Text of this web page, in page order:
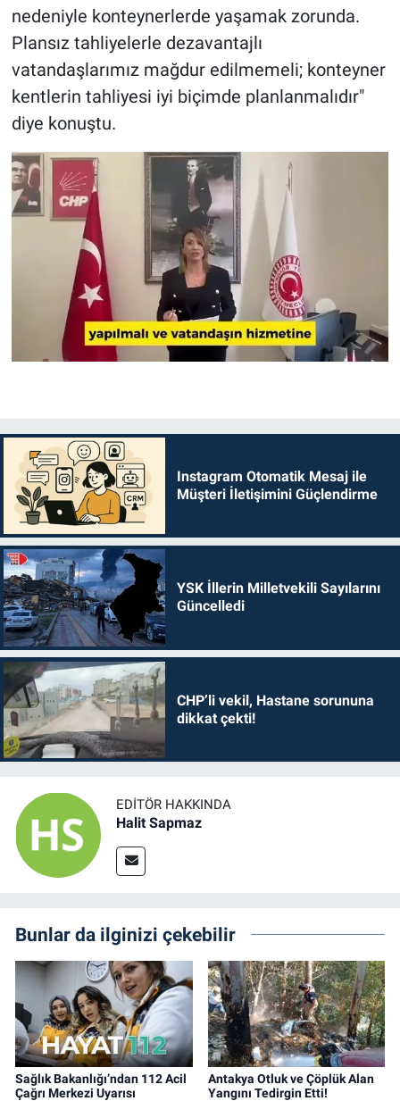
nedeniyle konteynerlerde yaşamak zorunda.
Plansız tahliyelerle dezavantajlı
vatandaşlarımız mağdur edilmemeli; konteyner
kentlerin tahliyesi iyi biçimde planlanmalıdır"
diye konuştu.
Instagram Otomatik Mesaj ile
Müşteri İletişimini Güçlendirme
YSK İllerin Milletvekili Sayılarını
Güncelledi
CHP’li vekil, Hastane sorununa
dikkat çekti!
EDITÖR HAKKINDA
Halit Sapmaz
Bunlar da ilginizi çekebilir
Sağlık Bakanlığı’ndan 112 Acil
Çağrı Merkezi Uyarısı
Antakya Otluk ve Çöplük Alan
Yangını Tedirgin Etti!